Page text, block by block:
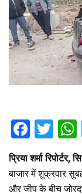
F
ce
b
T
wi
tt
er
प्रिया शर्मा
बाजार में शुक्रवार
और जीप के बीच